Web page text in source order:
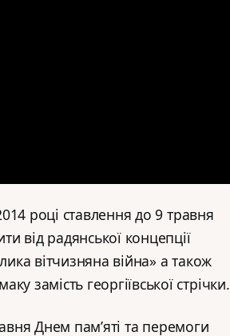
році ставлення до 9 травня
від радянської концепції
вітчизняна війна» а також
замість георгіївської стрічки.
Днем пам’яті та перемоги